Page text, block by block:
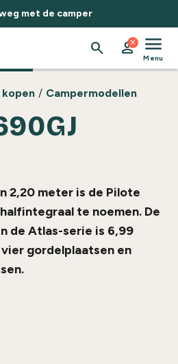
camper
search person
close menu
Menu
kopen / Campermodellen
2,20 meter is de Pilote
te noemen. De
de Atlas-serie is 6,99
gordelplaatsen en